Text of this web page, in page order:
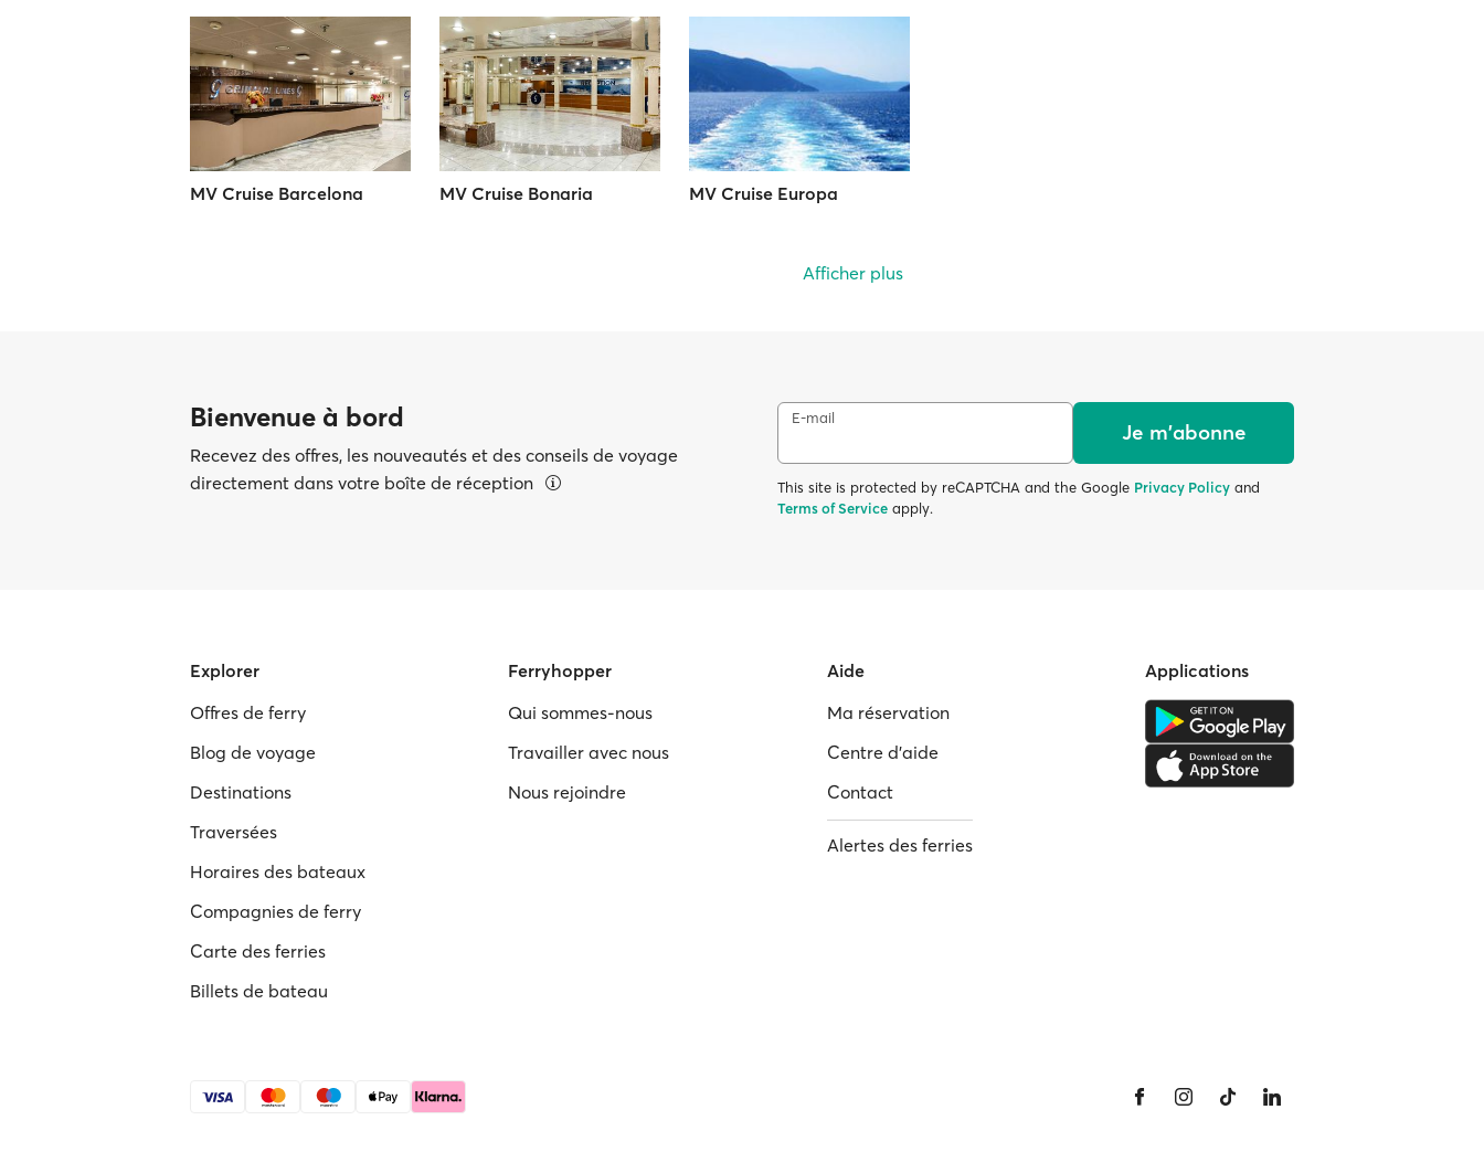
MV Cruise Barcelona MV Cruise Bonaria MV Cruise Europa
Afficher plus
Bienvenue à bord
Recevez des offres, les nouveautés et des conseils de voyage
directement dans votre boîte de réception
E-mail
Je m'abonne
This site is protected by reCAPTCHA and the Google Privacy Policy and
Terms of Service apply.
Explorer
Offres de ferry
Blog de voyage
Destinations
Traversées
Horaires des bateaux
Compagnies de ferry
Carte des ferries
Billets de bateau
Ferryhopper
Qui sommes-nous
Travailler avec nous
Nous rejoindre
Aide
Ma réservation
Centre d'aide
Contact
Alertes des ferries
Applications